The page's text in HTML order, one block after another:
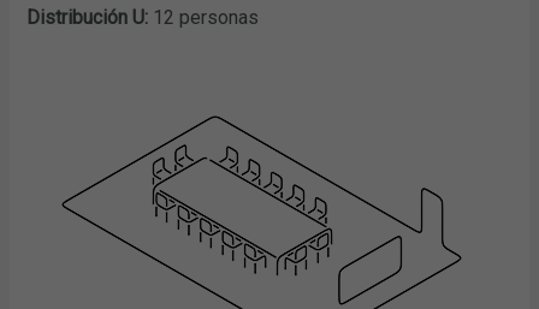
Distribución U: 12 personas